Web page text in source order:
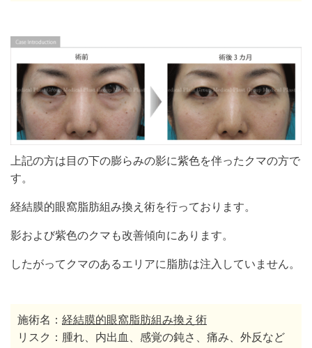
上記の方は目の下の膨らみの影に紫色を伴ったクマの方で
す。
経結膜的眼窩脂肪組み換え術を行っております。
影および紫色のクマも改善傾向にあります。
したがってクマのあるエリアに脂肪は注入していません。
施術名： 経結膜的眼窩脂肪組み換え術
リスク：腫れ、内出血、感覚の鈍さ、痛み、外反など